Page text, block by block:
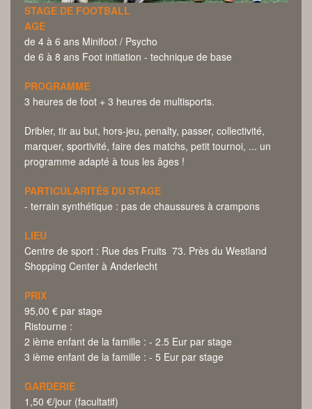
STAGE DE FOOTBALL
AGE
de 4 à 6 ans Minifoot / Psycho
de 6 à 8 ans Foot initiation - technique de base
PROGRAMME
3 heures de foot + 3 heures de multisports.
Dribler, tir au but, hors-jeu, penalty, passer, collectivité,
marquer, sportivité, faire des matchs, petit tournoi, ... un
programme adapté à tous les âges !
PARTICULARITÉS DU STAGE
- terrain synthétique : pas de chaussures à crampons
LIEU
Centre de sport : Rue des Fruits 73. Près du Westland
Shopping Center à Anderlecht
PRIX
95,00 € par stage
Ristourne :
2 ième enfant de la famille : - 2.5 Eur par stage
3 ième enfant de la famille : - 5 Eur par stage
GARDERIE
1,50 €/jour (facultatif)